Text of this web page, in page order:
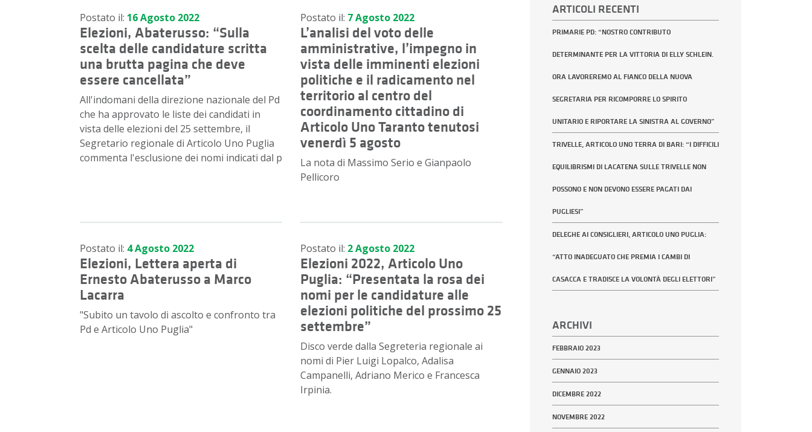
Postato il: 16 Agosto 2022
Elezioni, Abaterusso: “Sulla
scelta delle candidature scritta
una brutta pagina che deve
essere cancellata”
All'indomani della direzione nazionale del Pd
che ha approvato le liste dei candidati in
vista delle elezioni del 25 settembre, il
Segretario regionale di Articolo Uno Puglia
commenta l'esclusione dei nomi indicati dal p
Postato il: 7 Agosto 2022
L’analisi del voto delle
amministrative, l’impegno in
vista delle imminenti elezioni
politiche e il radicamento nel
territorio al centro del
coordinamento cittadino di
Articolo Uno Taranto tenutosi
venerdì 5 agosto
La nota di Massimo Serio e Gianpaolo
Pellicoro
Postato il: 4 Agosto 2022
Elezioni, Lettera aperta di
Ernesto Abaterusso a Marco
Lacarra
"Subito un tavolo di ascolto e confronto tra
Pd e Articolo Uno Puglia"
Postato il: 2 Agosto 2022
Elezioni 2022, Articolo Uno
Puglia: “Presentata la rosa dei
nomi per le candidature alle
elezioni politiche del prossimo 25
settembre”
Disco verde dalla Segreteria regionale ai
nomi di Pier Luigi Lopalco, Adalisa
Campanelli, Adriano Merico e Francesca
Irpinia.
ARTICOLI RECENTI
PRIMARIE PD: “NOSTRO CONTRIBUTO
DETERMINANTE PER LA VITTORIA DI ELLY SCHLEIN.
ORA LAVOREREMO AL FIANCO DELLA NUOVA
SEGRETARIA PER RICOMPORRE LO SPIRITO
UNITARIO E RIPORTARE LA SINISTRA AL GOVERNO”
TRIVELLE, ARTICOLO UNO TERRA DI BARI: “I DIFFICILI
EQUILIBRISMI DI LACATENA SULLE TRIVELLE NON
POSSONO E NON DEVONO ESSERE PAGATI DAI
PUGLIESI”
DELEGHE AI CONSIGLIERI, ARTICOLO UNO PUGLIA:
“ATTO INADEGUATO CHE PREMIA I CAMBI DI
CASACCA E TRADISCE LA VOLONTÀ DEGLI ELETTORI”
ARCHIVI
FEBBRAIO 2023
GENNAIO 2023
DICEMBRE 2022
NOVEMBRE 2022